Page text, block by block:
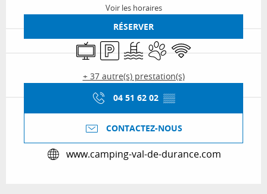
Voir les horaires
RÉSERVER
Télévision
ParkingPiscineAnimaux acceptés
WiFi
+ 37 autre(s) prestation(s)
04 51 62 02 ▒▒
CONTACTEZ-NOUS
www.camping-val-de-durance.com